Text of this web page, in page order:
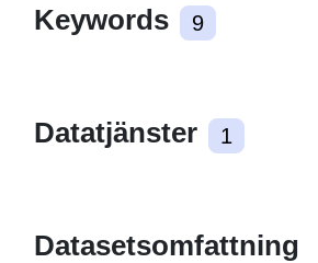
Keywords 9
Datatjänster 1
Datasetsomfattning